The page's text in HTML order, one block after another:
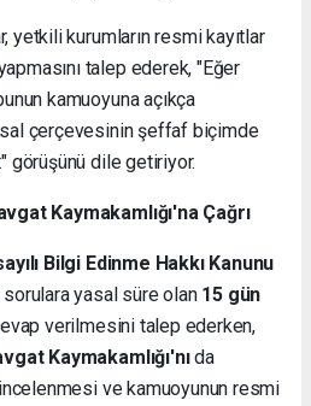
yetkili kurumların resmi kayıtlar
talep ederek, "Eğer
kamuoyuna açıkça
çerçevesinin şeffaf biçimde
görüşünü dile getiriyor.
Kaymakamlığı'na Çağrı
Bilgi Edinme Hakkı Kanunu
yasal süre olan 15 gün
verilmesini talep ederken,
Kaymakamlığı'nıda
ve kamuoyunun resmi